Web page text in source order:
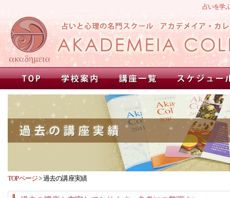
占いを学
TOPページ>過去の講座実績